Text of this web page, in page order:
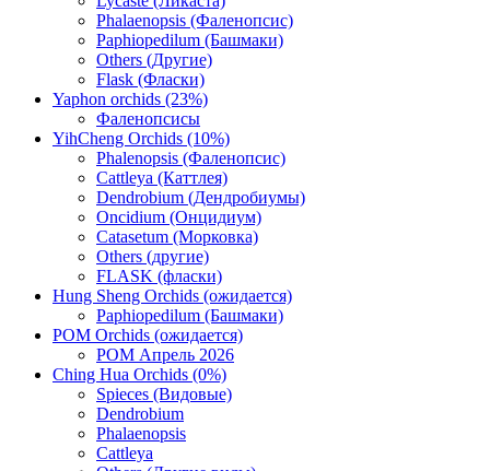
Phalaenopsis (Фаленопсис)
Paphiopedilum (Башмаки)
Others (Другие)
Flask (Фласки)
Yaphon orchids (23%)
Фаленопсисы
YihCheng Orchids (10%)
Phalenopsis (Фаленопсис)
Cattleya (Каттлея)
Dendrobium (Дендробиумы)
Oncidium (Онцидиум)
Catasetum (Морковка)
Others (другие)
FLASK (фласки)
Hung Sheng Orchids (ожидается)
Paphiopedilum (Башмаки)
POM Orchids (ожидается)
POM Апрель 2026
Ching Hua Orchids (0%)
Spieces (Видовые)
Dendrobium
Phalaenopsis
Cattleya